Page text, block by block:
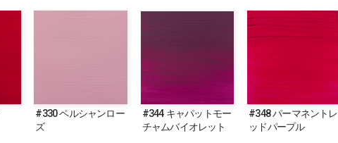
#330 ペルシャンロー
ズ
#344 キャパットモー
チャムバイオレット
#348 パーマネントレ
ッドパープル